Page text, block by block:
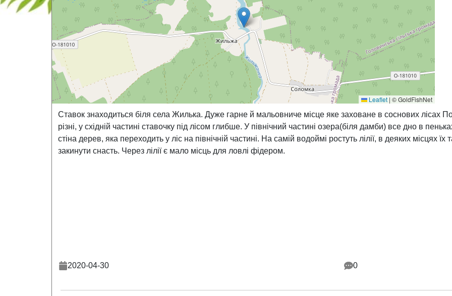
Leaflet | © GoldFishNet
Ставок знаходиться біля села Жилька. Дуже гарне й мальовниче місце яке заховане в соснових лісах
різні, у східній частині ставочку під лісом глибше. У північний частині озера(біля дамби) все дно в
стіна дерев, яка переходить у ліс на північній частині. На самій водоймі ростуть лілії, в деяких місцях
закинути снасть. Через лілії є мало місць для ловлі фідером.
2020-04-30 0